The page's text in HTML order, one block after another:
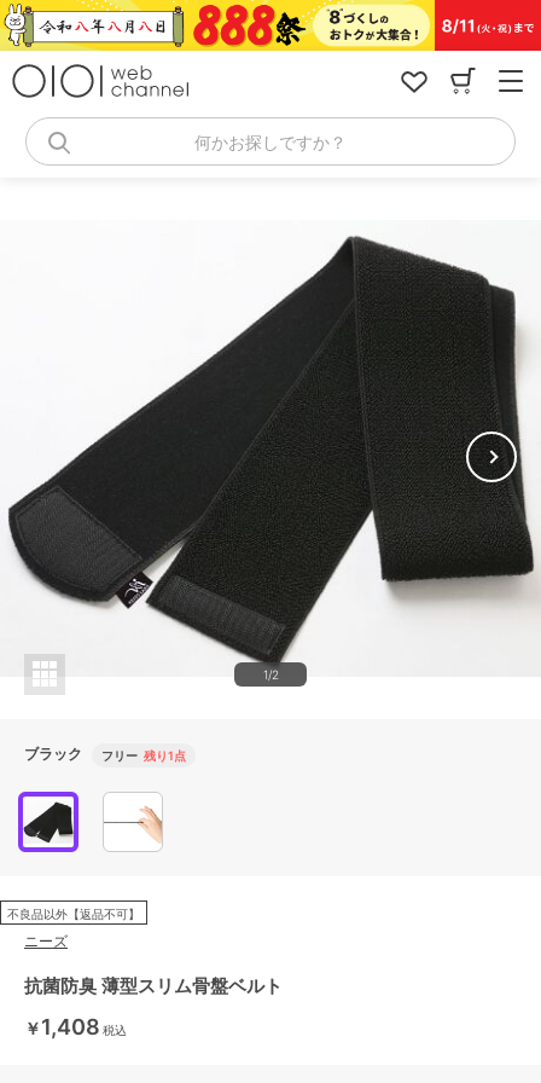
コ
ン
何かお探しですか？
1/2
ブラック フリー 残り1点
不良品以外【返品不可】
ニーズ
抗菌防臭 薄型スリム骨盤ベルト
￥1,408 税込